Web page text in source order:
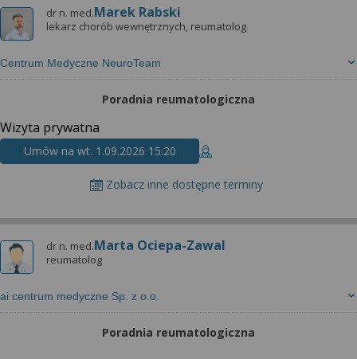
dr n. med.Marek Rabski
lekarz chorób wewnętrznych, reumatolog
Centrum Medyczne NeuroTeam
Poradnia reumatologiczna
Wizyta prywatna
Umów na wt. 1.09.2026 15:20
Zobacz inne dostępne terminy
dr n. med.Marta Ociepa-Zawal
reumatolog
ai centrum medyczne Sp. z o.o.
Poradnia reumatologiczna